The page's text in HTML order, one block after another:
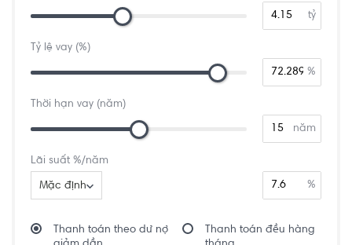
tỷ
Tỷ lệ vay (%)
%
Thời hạn vay (năm)
năm
Lãi suất %/năm
Mặc định %
Thanh toán theo dư nợ
Thanh toán đều hàng